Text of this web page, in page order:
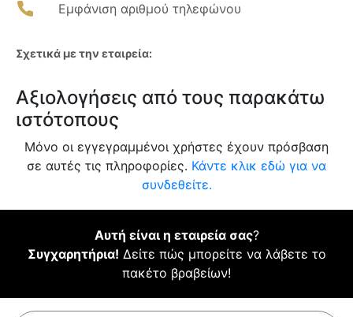
Εμφάνιση αριθμού τηλεφώνου
Σχετικά με την εταιρεία:
Αξιολογήσεις από τους παρακάτω
ιστότοπους
Μόνο οι εγγεγραμμένοι χρήστες έχουν πρόσβαση
σε αυτές τις πληροφορίες. Κάντε κλικ εδώ για να
συνδεθείτε.
Αυτή είναι η εταιρεία σας?
Συγχαρητήρια! Δείτε πώς μπορείτε να λάβετε το
πακέτο βραβείων!